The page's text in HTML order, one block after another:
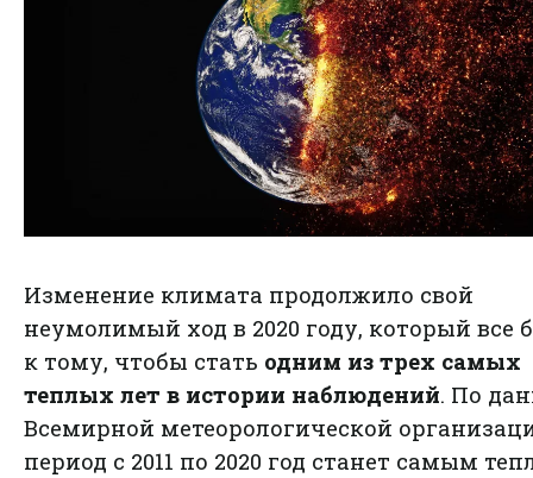
Изменение климата продолжило свой
неумолимый ход в 2020 году, который все
к тому, чтобы стать одним из трех самых
теплых лет в истории наблюдений. По
Всемирной метеорологической
период с 2011 по 2020 год станет самым